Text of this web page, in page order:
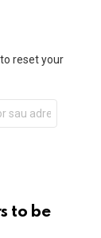
reset your
to be